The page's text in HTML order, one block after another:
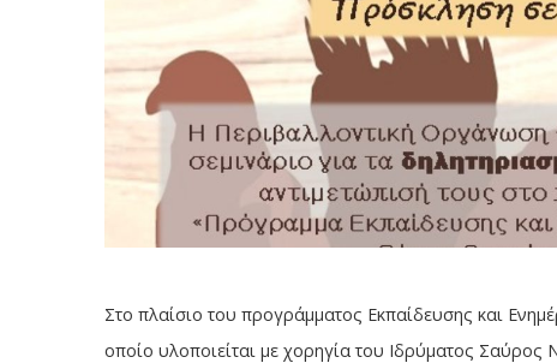
Στο πλαίσιο του προγράμματος Εκπαίδευσης και
οποίο υλοποιείται με χορηγία του Ιδρύματος